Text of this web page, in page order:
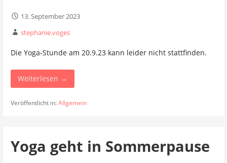
13. September 2023
stephanie.voges
Die Yoga-Stunde am 20.9.23 kann leider nicht stattfinden.
Weiterlesen →
Veröffentlicht in:Allgemein
Yoga geht in Sommerpause